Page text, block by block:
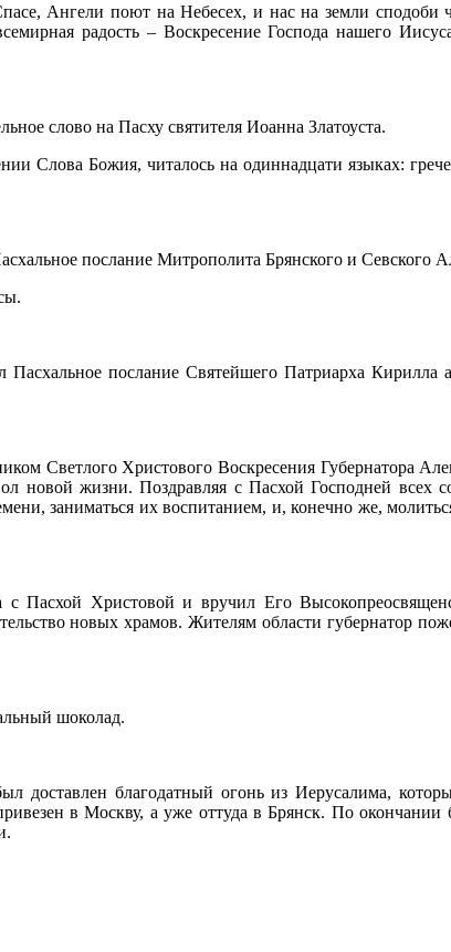
Ангели поют на Небесех, и нас на земли сподоби
радость – Воскресение Господа нашего
слово на Пасху святителя Иоанна Златоуста.
Слова Божия, читалось на одиннадцати языках:
послание Митрополита Брянского и Севского
Пасхальное послание Святейшего Патриарха
Светлого Христового Воскресения Губернатора
новой жизни. Поздравляя с Пасхой Господней всех
заниматься их воспитанием, и, конечно же,
с Пасхой Христовой и вручил Его
новых храмов. Жителям области губернатор
шоколад.
благодатный огонь из Иерусалима,
в Москву, а уже оттуда в Брянск. По